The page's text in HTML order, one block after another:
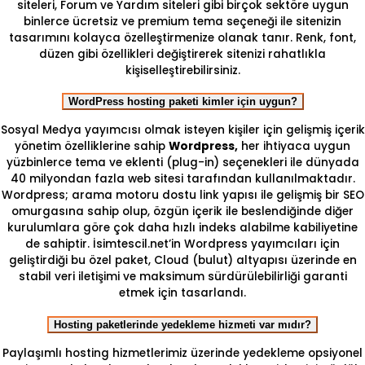
siteleri, Forum ve Yardım siteleri gibi birçok sektöre uygun
binlerce ücretsiz ve premium tema seçeneği ile sitenizin
tasarımını kolayca özelleştirmenize olanak tanır. Renk, font,
düzen gibi özellikleri değiştirerek sitenizi rahatlıkla
kişiselleştirebilirsiniz.
WordPress hosting paketi kimler için uygun?
Sosyal Medya yayımcısı olmak isteyen kişiler için gelişmiş içerik
yönetim özelliklerine sahip Wordpress, her ihtiyaca uygun
yüzbinlerce tema ve eklenti (plug-in) seçenekleri ile dünyada
40 milyondan fazla web sitesi tarafından kullanılmaktadır.
Wordpress; arama motoru dostu link yapısı ile gelişmiş bir SEO
omurgasına sahip olup, özgün içerik ile beslendiğinde diğer
kurulumlara göre çok daha hızlı indeks alabilme kabiliyetine
de sahiptir. İsimtescil.net’in Wordpress yayımcıları için
geliştirdiği bu özel paket, Cloud (bulut) altyapısı üzerinde en
stabil veri iletişimi ve maksimum sürdürülebilirliği garanti
etmek için tasarlandı.
Hosting paketlerinde yedekleme hizmeti var mıdır?
Paylaşımlı hosting hizmetlerimiz üzerinde yedekleme opsiyonel